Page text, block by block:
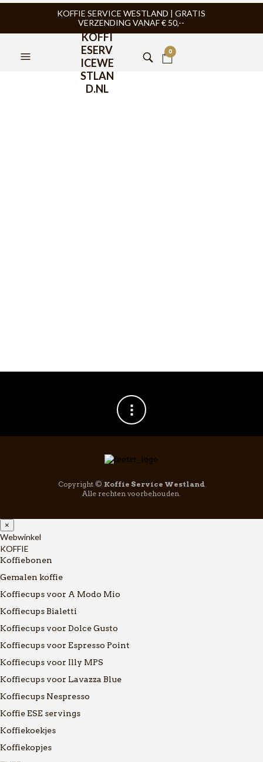
KOFFIE SERVICE WESTLAND | GRATIS
VERZENDING VANAF € 50,--
KOFFI
ESERV
ICEWE
STLAN
D.NL
0
Copyright © Koffie Service Westland
Alle rechten voorbehouden.
×
Webwinkel
KOFFIE
Koffiebonen
Gemalen koffie
Koffiecups voor A Modo Mio
Koffiecups Bialetti
Koffiecups voor Dolce Gusto
Koffiecups voor Espresso Point
Koffiecups voor Illy MPS
Koffiecups voor Lavazza Blue
Koffiecups Nespresso
Koffie ESE servings
Koffiekoekjes
Koffiekopjes